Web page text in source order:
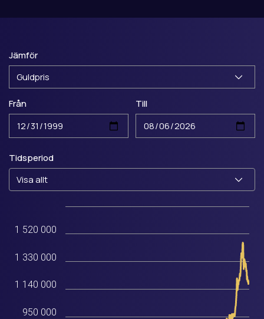
Jämför
Från Till
Tidsperiod
950 000
1 140 000
1 330 000
1 520 000